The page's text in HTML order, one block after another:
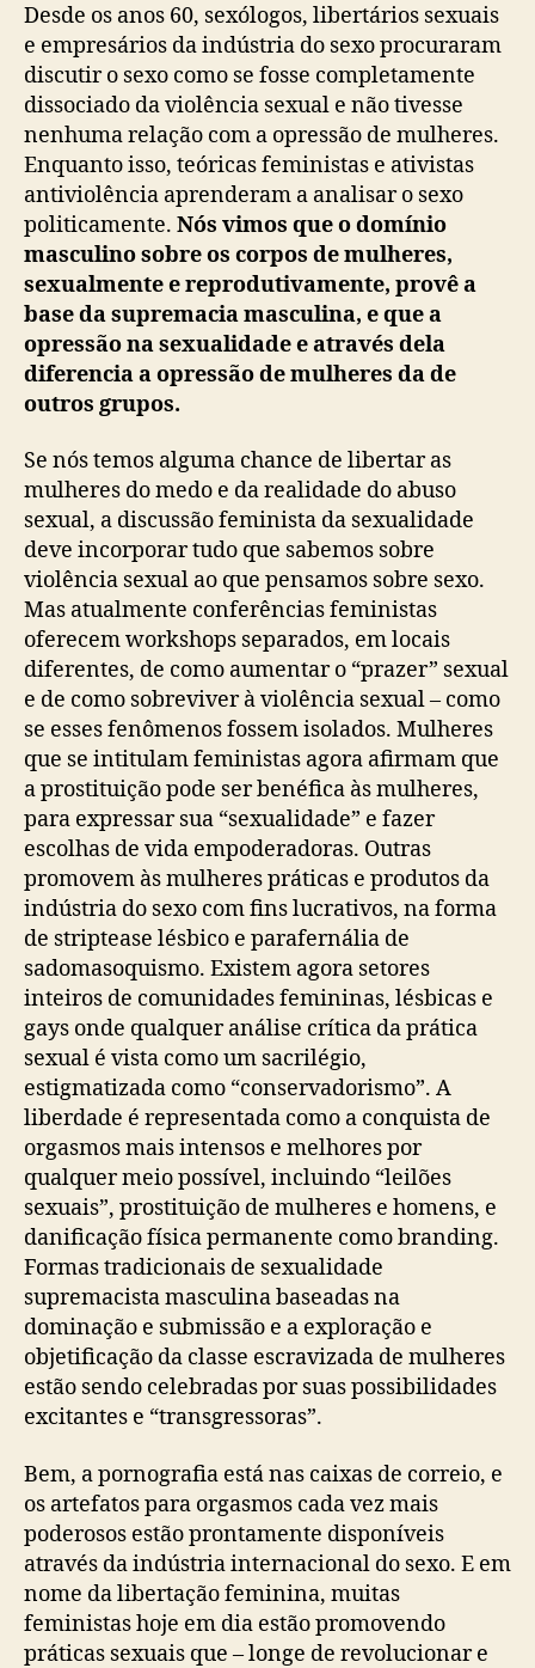
Desde os anos 60, sexólogos, libertários sexuais
e empresários da indústria do sexo procuraram
discutir o sexo como se fosse completamente
dissociado da violência sexual e não tivesse
nenhuma relação com a opressão de mulheres.
Enquanto isso, teóricas feministas e ativistas
antiviolência aprenderam a analisar o sexo
politicamente. Nós vimos que o domínio
masculino sobre os corpos de mulheres,
sexualmente e reprodutivamente, provê a
base da supremacia masculina, e que a
opressão na sexualidade e através dela
diferencia a opressão de mulheres da de
outros grupos.
Se nós temos alguma chance de libertar as
mulheres do medo e da realidade do abuso
sexual, a discussão feminista da sexualidade
deve incorporar tudo que sabemos sobre
violência sexual ao que pensamos sobre sexo.
Mas atualmente conferências feministas
oferecem workshops separados, em locais
diferentes, de como aumentar o “prazer” sexual
e de como sobreviver à violência sexual – como
se esses fenômenos fossem isolados. Mulheres
que se intitulam feministas agora afirmam que
a prostituição pode ser benéfica às mulheres,
para expressar sua “sexualidade” e fazer
escolhas de vida empoderadoras. Outras
promovem às mulheres práticas e produtos da
indústria do sexo com fins lucrativos, na forma
de striptease lésbico e parafernália de
sadomasoquismo. Existem agora setores
inteiros de comunidades femininas, lésbicas e
gays onde qualquer análise crítica da prática
sexual é vista como um sacrilégio,
estigmatizada como “conservadorismo”. A
liberdade é representada como a conquista de
orgasmos mais intensos e melhores por
qualquer meio possível, incluindo “leilões
sexuais”, prostituição de mulheres e homens, e
danificação física permanente como branding.
Formas tradicionais de sexualidade
supremacista masculina baseadas na
dominação e submissão e a exploração e
objetificação da classe escravizada de mulheres
estão sendo celebradas por suas possibilidades
excitantes e “transgressoras”.
Bem, a pornografia está nas caixas de correio, e
os artefatos para orgasmos cada vez mais
poderosos estão prontamente disponíveis
através da indústria internacional do sexo. E em
nome da libertação feminina, muitas
feministas hoje em dia estão promovendo
práticas sexuais que – longe de revolucionar e